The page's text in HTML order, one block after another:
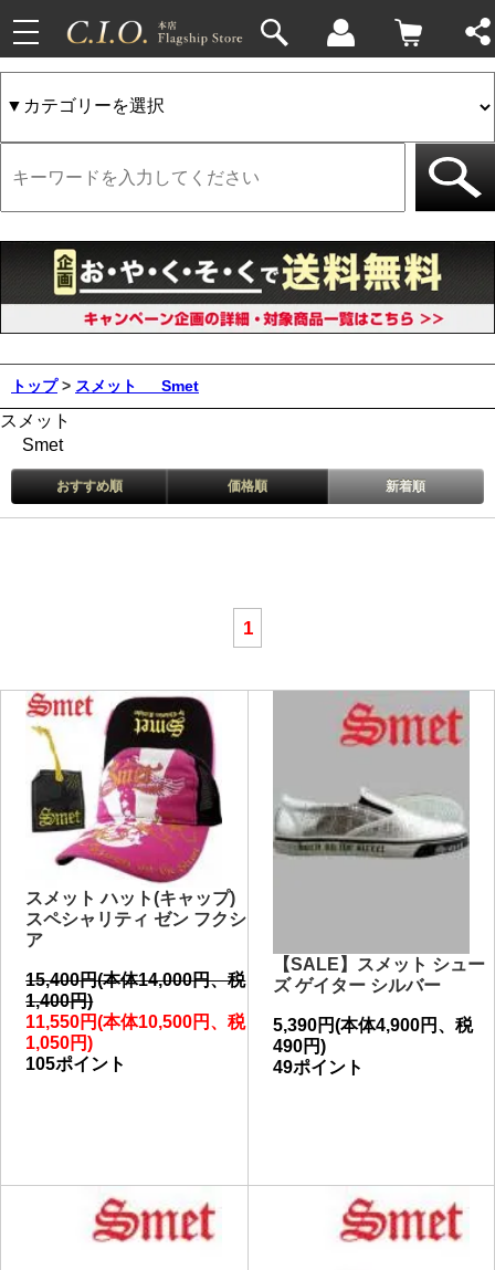
toggle
navigation
トップ > スメット Smet
スメット
Smet
おすすめ順 価格順 新着順
1
スメット ハット(キャップ)
スペシャリティ ゼン フクシ
ア
15,400円(本体14,000円、税
1,400円)
11,550円(本体10,500円、税
1,050円)
105ポイント
【SALE】スメット シュー
ズ ゲイター シルバー
5,390円(本体4,900円、税
490円)
49ポイント